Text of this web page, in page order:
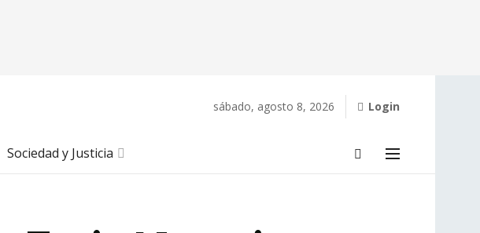
sábado, agosto 8, 2026 Login
Sociedad y Justicia